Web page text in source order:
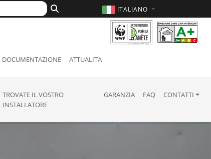
ITALIANO
DOCUMENTAZIONE ATTUALITA
TROVATE IL VOSTRO
INSTALLATORE
GARANZIA FAQ CONTATTI